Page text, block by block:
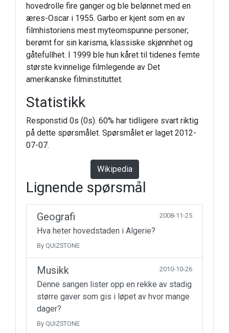
hovedrolle fire ganger og ble belønnet med en
æres-Oscar i 1955. Garbo er kjent som en av
filmhistoriens mest myteomspunne personer;
berømt for sin karisma, klassiske skjønnhet og
gåtefullhet. I 1999 ble hun kåret til tidenes femte
største kvinnelige filmlegende av Det
amerikanske filminstituttet.
Statistikk
Responstid 0s (0s). 60% har tidligere svart riktig
på dette spørsmålet. Spørsmålet er laget 2012-
07-07.
Wikipedia
Lignende spørsmål
Geografi 2008-11-25
Hva heter hovedstaden i Algerie?
By QUIZSTONE
Musikk 2010-10-26
Denne sangen lister opp en rekke av stadig
større gaver som gis i løpet av hvor mange
dager?
By QUIZSTONE